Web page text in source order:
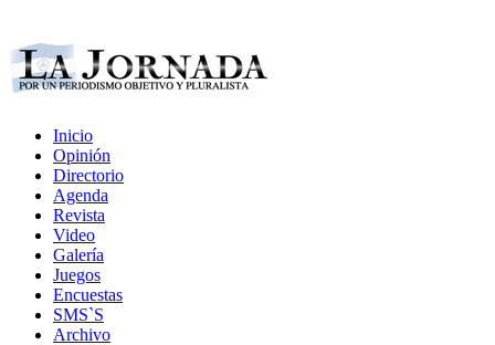
Inicio
Opinión
Directorio
Agenda
Revista
Video
Galería
Juegos
Encuestas
SMS`S
Archivo